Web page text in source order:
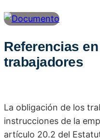
Referencias
trabajadores
La obligación de los
instrucciones de la
artículo 20.2 del